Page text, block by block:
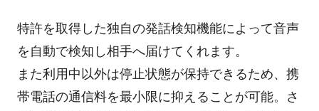
特許を取得した独自の発話検知機能によって音声
を自動で検知し相手へ届けてくれます。
また利用中以外は停止状態が保持できるため、携
帯電話の通信料を最小限に抑えることが可能。さ